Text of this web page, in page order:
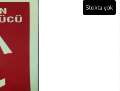
Stokta yok